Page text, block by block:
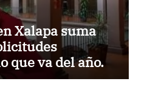
Xalapa suma
que va del año.